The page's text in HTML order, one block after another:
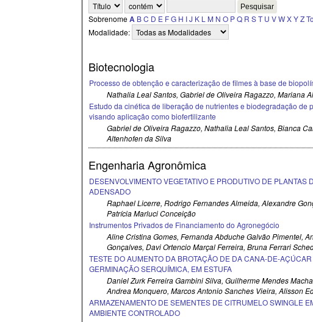
SobrenomeA BC D E FG H IJ K L M N O PQ R ST U VWXYZ
Modalidade:
Biotecnologia
Processo de obtenção e caracterização de filmes à base de
Nathalia Leal Santos, Gabriel de Oliveira Ragazzo, Mariana
Estudo da cinética de liberação de nutrientes e biodegradação de
visando aplicação como biofertilizante
Gabriel de Oliveira Ragazzo, Nathalia Leal Santos, Bianca
Altenhofen da Silva
Engenharia Agronômica
DESENVOLVIMENTO VEGETATIVO E PRODUTIVO DE PLANTAS
ADENSADO
Raphael Licerre, Rodrigo Fernandes Almeida, Alexandre
Patrícia Marluci Conceição
Instrumentos Privados de Financiamento do Agronegócio
Aline Cristina Gomes, Fernanda Abduche Galvão Pimentel,
Gonçalves, Davi Ortencio Marçal Ferreira, Bruna Ferrari
TESTE DO AUMENTO DA BROTAÇÃO DE DA CANA-DE-
GERMINAÇÃO SERQUÍMICA, EM ESTUFA
Daniel Zurk Ferreira Gambini Silva, Guilherme Mendes
Andrea Monquero, Marcos Antonio Sanches Vieira, Alisson
ARMAZENAMENTO DE SEMENTES DE CITRUMELO SWINGLE
AMBIENTE CONTROLADO